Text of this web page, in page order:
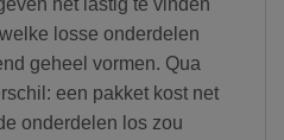
het lastig te vinden
losse onderdelen
geheel vormen. Qua
een pakket kost net
onderdelen los zou